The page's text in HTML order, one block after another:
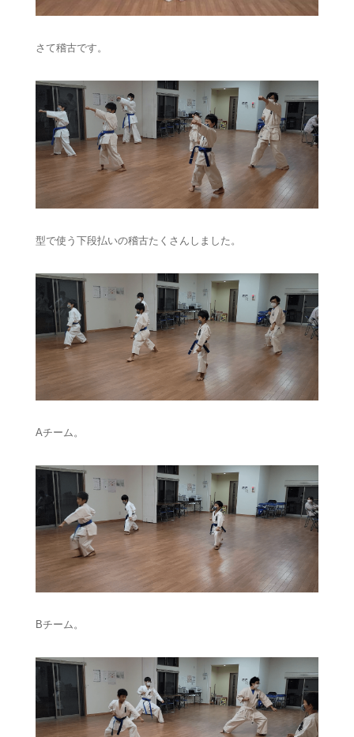
さて稽古です。
型で使う下段払いの稽古たくさんしました。
Aチーム。
Bチーム。